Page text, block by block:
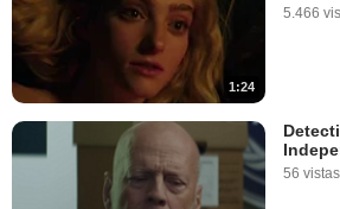
1:24
5.466
56 vistas